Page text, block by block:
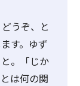
うぞ、と
す。ゆず
。「じか
は何の関